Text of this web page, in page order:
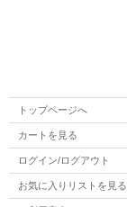
トップページへ
カートを見る
ログイン/ログアウト
お気に入りリストを見る